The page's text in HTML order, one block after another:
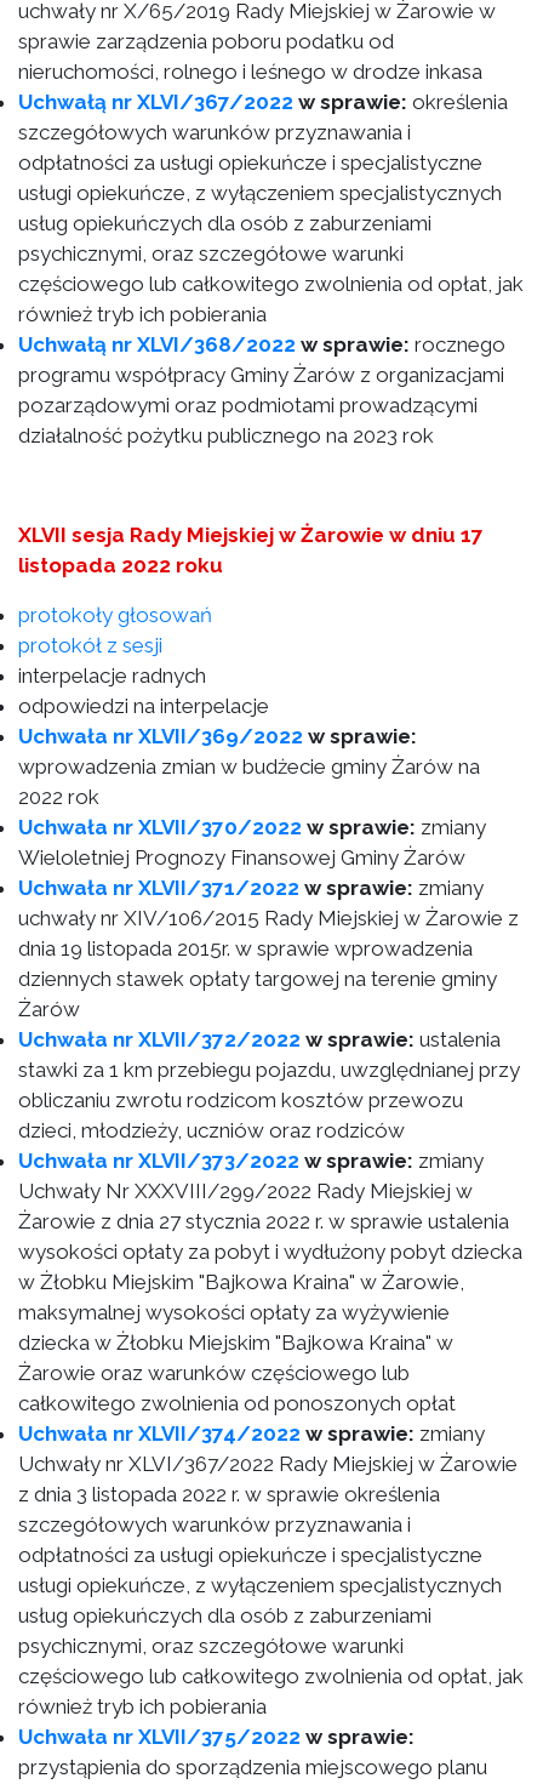
uchwały nr X/65/2019 Rady Miejskiej w Żarowie w
sprawie zarządzenia poboru podatku od
nieruchomości, rolnego i leśnego w drodze inkasa
Uchwałą nr XLVI/367/2022 w sprawie: określenia
szczegółowych warunków przyznawania i
odpłatności za usługi opiekuńcze i specjalistyczne
usługi opiekuńcze, z wyłączeniem specjalistycznych
usług opiekuńczych dla osób z zaburzeniami
psychicznymi, oraz szczegółowe warunki
częściowego lub całkowitego zwolnienia od opłat, jak
również tryb ich pobierania
Uchwałą nr XLVI/368/2022 w sprawie: rocznego
programu współpracy Gminy Żarów z organizacjami
pozarządowymi oraz podmiotami prowadzącymi
działalność pożytku publicznego na 2023 rok
XLVII sesja Rady Miejskiej w Żarowie w dniu 17
listopada 2022 roku
protokoły głosowań
protokół z sesji
interpelacje radnych
odpowiedzi na interpelacje
Uchwała nr XLVII/369/2022 w sprawie:
wprowadzenia zmian w budżecie gminy Żarów na
2022 rok
Uchwała nr XLVII/370/2022 w sprawie: zmiany
Wieloletniej Prognozy Finansowej Gminy Żarów
Uchwała nr XLVII/371/2022 w sprawie: zmiany
uchwały nr XIV/106/2015 Rady Miejskiej w Żarowie z
dnia 19 listopada 2015r. w sprawie wprowadzenia
dziennych stawek opłaty targowej na terenie gminy
Żarów
Uchwała nr XLVII/372/2022 w sprawie: ustalenia
stawki za 1 km przebiegu pojazdu, uwzględnianej przy
obliczaniu zwrotu rodzicom kosztów przewozu
dzieci, młodzieży, uczniów oraz rodziców
Uchwała nr XLVII/373/2022 w sprawie: zmiany
Uchwały Nr XXXVIII/299/2022 Rady Miejskiej w
Żarowie z dnia 27 stycznia 2022 r. w sprawie ustalenia
wysokości opłaty za pobyt i wydłużony pobyt dziecka
w Żłobku Miejskim "Bajkowa Kraina" w Żarowie,
maksymalnej wysokości opłaty za wyżywienie
dziecka w Żłobku Miejskim "Bajkowa Kraina" w
Żarowie oraz warunków częściowego lub
całkowitego zwolnienia od ponoszonych opłat
Uchwała nr XLVII/374/2022 w sprawie: zmiany
Uchwały nr XLVI/367/2022 Rady Miejskiej w Żarowie
z dnia 3 listopada 2022 r. w sprawie określenia
szczegółowych warunków przyznawania i
odpłatności za usługi opiekuńcze i specjalistyczne
usługi opiekuńcze, z wyłączeniem specjalistycznych
usług opiekuńczych dla osób z zaburzeniami
psychicznymi, oraz szczegółowe warunki
częściowego lub całkowitego zwolnienia od opłat, jak
również tryb ich pobierania
Uchwała nr XLVII/375/2022 w sprawie:
przystąpienia do sporządzenia miejscowego planu